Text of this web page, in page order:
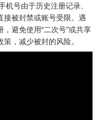
机号由于历史注册记录、
接被封禁或账号受限。遇
避免使用“二次号”或共享
，减少被封的风险。